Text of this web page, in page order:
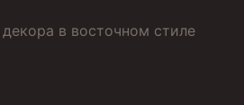
в восточном стиле